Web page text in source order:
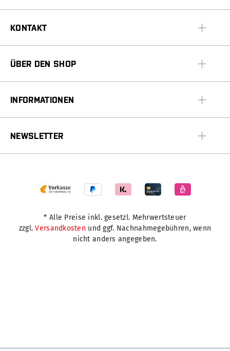
KONTAKT
ÜBER DEN SHOP
INFORMATIONEN
NEWSLETTER
* Alle Preise inkl. gesetzl. Mehrwertsteuer
zzgl.Versandkosten und ggf. Nachnahmegebühren, wenn
nicht anders angegeben.